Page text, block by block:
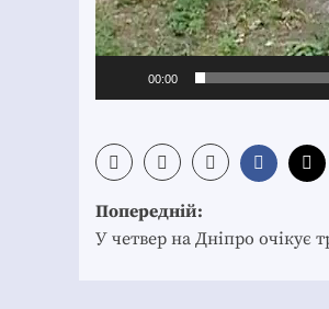
00:00
Post
navigation
Попередній:
У четвер на Дніпро очікує